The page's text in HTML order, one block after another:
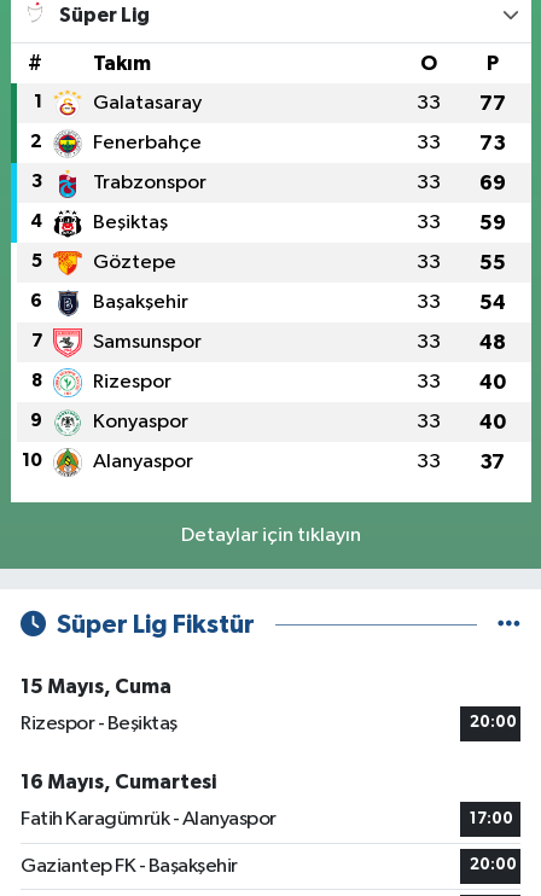
Süper Lig
# Takım O P
1 Galatasaray 33 77
2 Fenerbahçe 33 73
3 Trabzonspor 33 69
4 Beşiktaş 33 59
5 Göztepe 33 55
6 Başakşehir 33 54
7 Samsunspor 33 48
8 Rizespor 33 40
9 Konyaspor 33 40
10 Alanyaspor 33 37
Detaylar için tıklayın
Süper Lig Fikstür
15 Mayıs, Cuma
Rizespor - Beşiktaş
20:00
16 Mayıs, Cumartesi
Fatih Karagümrük - Alanyaspor
17:00
Gaziantep FK - Başakşehir 20:00